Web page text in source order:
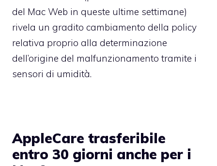
del Mac Web in queste ultime settimane)
rivela un gradito cambiamento della policy
relativa proprio alla determinazione
dell’origine del malfunzionamento tramite i
sensori di umidità.
AppleCare trasferibile
entro 30 giorni anche per i